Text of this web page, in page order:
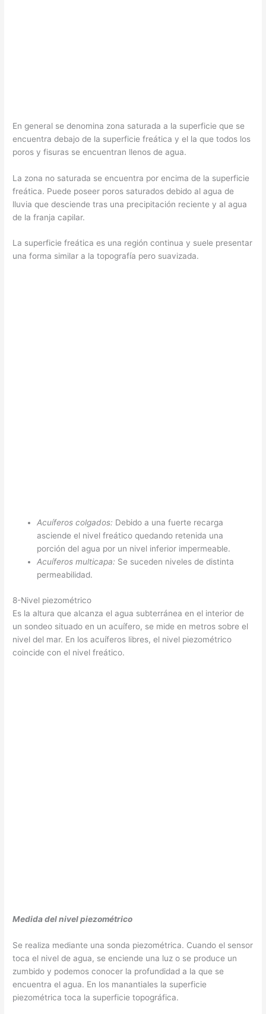
En general se denomina zona saturada a la superficie que se
encuentra debajo de la superficie freática y el la que todos los
poros y fisuras se encuentran llenos de agua.
La zona no saturada se encuentra por encima de la superficie
freática. Puede poseer poros saturados debido al agua de
lluvia que desciende tras una precipitación reciente y al agua
de la franja capilar.
La superficie freática es una región continua y suele presentar
una forma similar a la topografía pero suavizada.
Acuíferos colgados: Debido a una fuerte recarga
asciende el nivel freático quedando retenida una
porción del agua por un nivel inferior impermeable.
Acuíferos multicapa: Se suceden niveles de distinta
permeabilidad.
8-Nivel piezométrico
Es la altura que alcanza el agua subterránea en el interior de
un sondeo situado en un acuífero, se mide en metros sobre el
nivel del mar. En los acuíferos libres, el nivel piezométrico
coincide con el nivel freático.
Medida del nivel piezométrico
Se realiza mediante una sonda piezométrica. Cuando el sensor
toca el nivel de agua, se enciende una luz o se produce un
zumbido y podemos conocer la profundidad a la que se
encuentra el agua. En los manantiales la superficie
piezométrica toca la superficie topográfica.